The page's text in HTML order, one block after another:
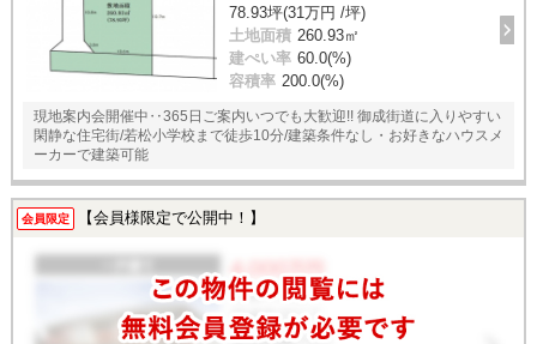
78.93坪(31万円 /坪)
土地面積 260.93㎡
建ぺい率 60.0(%)
容積率 200.0(%)
現地案内会開催中‥365日ご案内いつでも大歓迎!! 御成街道に入りやすい
閑静な住宅街/若松小学校まで徒歩10分/建築条件なし・お好きなハウスメ
ーカーで建築可能
会員限定 【会員様限定で公開中！】